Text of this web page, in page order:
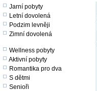
Jarní pobyty
Letní dovolená
Podzim levněji
Zimní dovolená
Wellness pobyty
Aktivní pobyty
Romantika pro dva
S dětmi
Senioři